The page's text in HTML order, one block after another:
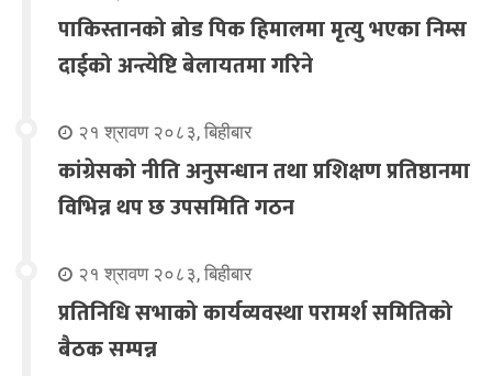
पाकिस्तानको ब्रोड पिक हिमालमा मृत्यु भएका निम्स
दाईको अन्त्येष्टि बेलायतमा गरिने
२१ श्रावण २०८३, बिहीबार
कांग्रेसको नीति अनुसन्धान तथा प्रशिक्षण प्रतिष्ठानमा
विभिन्न थप छ उपसमिति गठन
२१ श्रावण २०८३, बिहीबार
प्रतिनिधि सभाको कार्यव्यवस्था परामर्श समितिको
बैठक सम्पन्न